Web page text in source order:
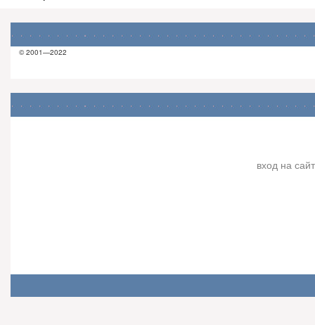
© 2001—2022
вход на сайт